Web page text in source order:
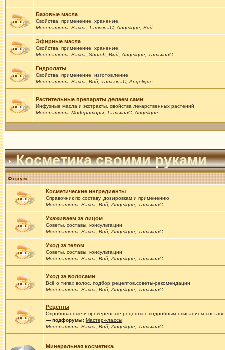
Базовые масла
Свойства, применение, хранение.
Модераторы: Васса ТатьянаС, Angelique, Вий
Эфирные масла
Свойства, применение, хранение
Модераторы: Васса Shoroh Вий, Angelique, ТатьянаС
Гидролаты
Свойства, применение, изготовление
Модераторы: Васса Вий, ТатьянаС, Angelique
Растительные препараты делаем сами
Инфузные масла и экстракты, свойства лекарственных растений
Модераторы: Модераторы, ТатьянаС, Angelique
Косметика своими руками
Форум
Косметические ингредиенты
Справочник по составу, дозировкам и применению
Модераторы: Васса Вий, Angelique, ТатьянаС
Ухаживаем за лицом
Советы, составы, консультации
Модераторы: Васса Вий, Angelique, ТатьянаС
Уход за телом
Советы, составы, консультации
Модераторы: Васса Вий, Angelique, ТатьянаС
Уход за волосами
Всё о типах волос, подбор рецептов,советы-рекомендации
Модераторы: Васса Вий, Angelique, ТатьянаС
Рецепты
Опробованные и проверенные рецепты с подробным описанием
— подфорумы: Мастер-классы
Модераторы: Васса Вий, Angelique, ТатьянаС
Минеральная косметика